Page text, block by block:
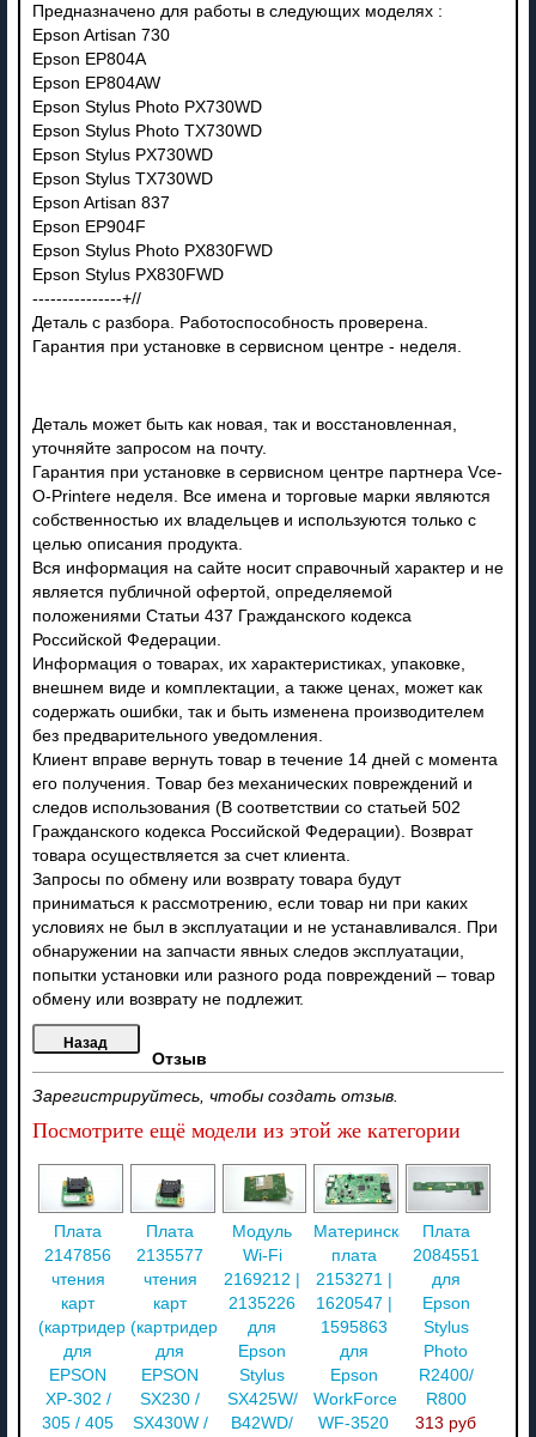
Предназначено для работы в следующих моделях :
Epson Artisan 730
Epson EP804A
Epson EP804AW
Epson Stylus Photo PX730WD
Epson Stylus Photo TX730WD
Epson Stylus PX730WD
Epson Stylus TX730WD
Epson Artisan 837
Epson EP904F
Epson Stylus Photo PX830FWD
Epson Stylus PX830FWD
---------------+//
Деталь с разбора. Работоспособность проверена.
Гарантия при установке в сервисном центре - неделя.
Деталь может быть как новая, так и восстановленная,
уточняйте запросом на почту.
Гарантия при установке в сервисном центре партнера Vce-
O-Printere неделя. Все имена и торговые марки являются
собственностью их владельцев и используются только с
целью описания продукта.
Вся информация на сайте носит справочный характер и не
является публичной офертой, определяемой
положениями Статьи 437 Гражданского кодекса
Российской Федерации.
Информация о товарах, их характеристиках, упаковке,
внешнем виде и комплектации, а также ценах, может как
содержать ошибки, так и быть изменена производителем
без предварительного уведомления.
Клиент вправе вернуть товар в течение 14 дней с момента
его получения. Товар без механических повреждений и
следов использования (В соответствии со статьей 502
Гражданского кодекса Российской Федерации). Возврат
товара осуществляется за счет клиента.
Запросы по обмену или возврату товара будут
приниматься к рассмотрению, если товар ни при каких
условиях не был в эксплуатации и не устанавливался. При
обнаружении на запчасти явных следов эксплуатации,
попытки установки или разного рода повреждений – товар
обмену или возврату не подлежит.
Отзыв
Зарегистрируйтесь, чтобы создать отзыв.
Посмотрите ещё модели из этой же категории
Плата
2147856
чтения
карт
(картридер)
для
EPSON
XP-302 /
305 / 405
Плата
2135577
чтения
карт
(картридер)
для
EPSON
SX230 /
SX430W /
Модуль
Wi-Fi
2169212 |
2135226
для
Epson
Stylus
SX425W/
B42WD/
Материнская
плата
2153271 |
1620547 |
1595863
для
Epson
WorkForce
WF-3520
Плата
2084551
для
Epson
Stylus
Photo
R2400/
R800
313 руб